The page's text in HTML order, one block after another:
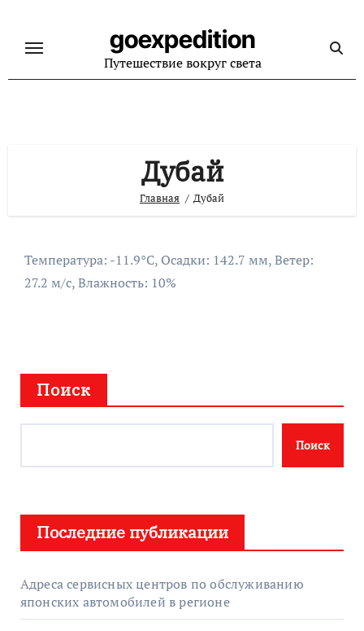
содержанию
goexpedition
Путешествие вокруг света
Дубай
Главная Дубай
Температура: -11.9°C, Осадки: 142.7 мм, Ветер:
27.2 м/с, Влажность: 10%
Поиск
Поиск
Последние публикации
Адреса сервисных центров по обслуживанию
японских автомобилей в регионе